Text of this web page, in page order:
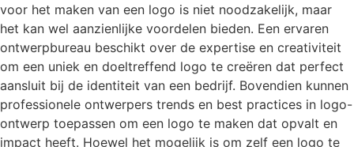
voor het maken van een logo is niet noodzakelijk, maar
het kan wel aanzienlijke voordelen bieden. Een ervaren
ontwerpbureau beschikt over de expertise en creativiteit
om een uniek en doeltreffend logo te creëren dat perfect
aansluit bij de identiteit van een bedrijf. Bovendien kunnen
professionele ontwerpers trends en best practices in logo-
ontwerp toepassen om een logo te maken dat opvalt en
impact heeft. Hoewel het mogelijk is om zelf een logo te